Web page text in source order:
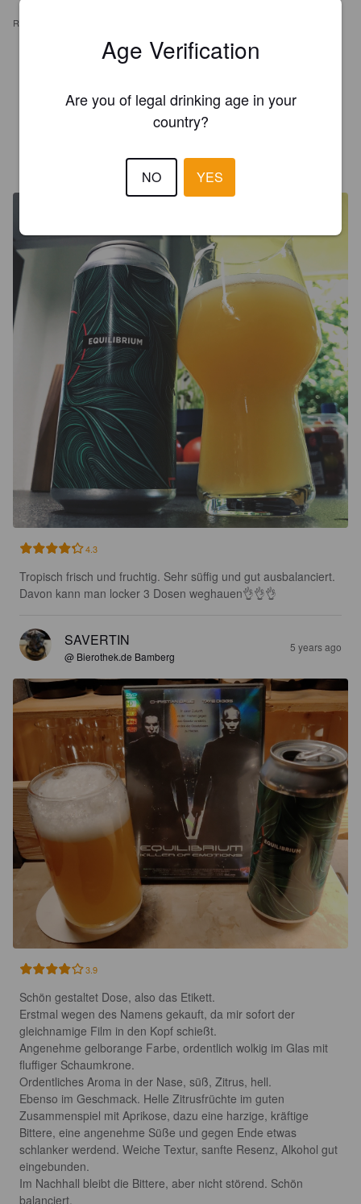
REVIEWS
HOBBYBIERTASTER
4.9
4.3
Tropisch frisch und fruchtig. Sehr süffig und gut ausbalanciert.
Davon kann man locker 3 Dosen weghauen👌👌👌
SAVERTIN
@ Bierothek.de Bamberg
5 years ago
3.9
Schön gestaltet Dose, also das Etikett.
Erstmal wegen des Namens gekauft, da mir sofort der
gleichnamige Film in den Kopf schießt.
Angenehme gelborange Farbe, ordentlich wolkig im Glas mit
fluffiger Schaumkrone.
Ordentliches Aroma in der Nase, süß, Zitrus, hell.
Ebenso im Geschmack. Helle Zitrusfrüchte im guten
Zusammenspiel mit Aprikose, dazu eine harzige, kräftige
Bittere, eine angenehme Süße und gegen Ende etwas
schlanker werdend. Weiche Textur, sanfte Resenz, Alkohol gut
eingebunden.
Im Nachhall bleibt die Bittere, aber nicht störend. Schön
balanciert,
Age Verification
Are you of legal drinking age in your
country?
NO YES